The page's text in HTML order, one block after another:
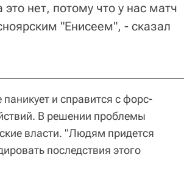
нет, потому что у нас матч
"Енисеем", - сказал
и справится с форс-
В решении проблемы
власти. "Людям придется
последствия этого